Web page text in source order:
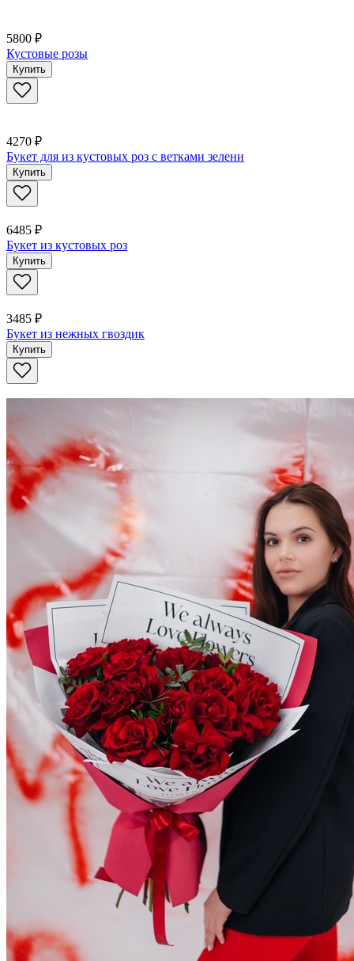
5800 ₽
Кустовые розы
Купить
4270 ₽
Букет для из кустовых роз с ветками зелени
Купить
6485 ₽
Букет из кустовых роз
Купить
3485 ₽
Букет из нежных гвоздик
Купить